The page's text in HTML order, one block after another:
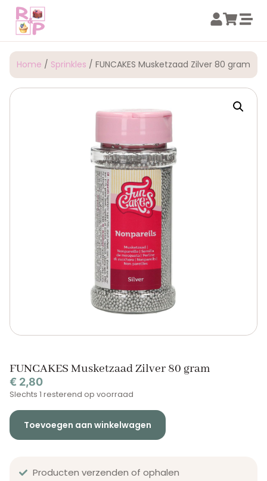
Home / Sprinkles / FUNCAKES Musketzaad Zilver 80 gram
FUNCAKES Musketzaad Zilver 80 gram
€ 2,80
Slechts 1 resterend op voorraad
Toevoegen aan winkelwagen
Producten verzenden of ophalen